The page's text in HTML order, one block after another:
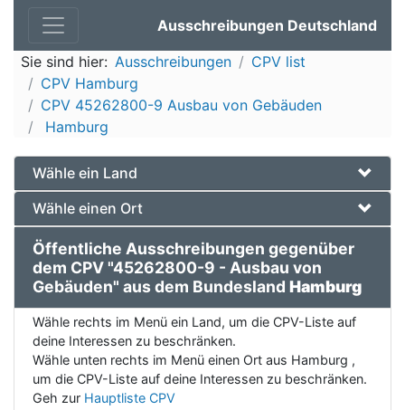
Ausschreibungen Deutschland
Sie sind hier: Ausschreibungen
CPV list
CPV Hamburg
CPV 45262800-9 Ausbau von Gebäuden
Hamburg
Wähle ein Land
Wähle einen Ort
Öffentliche Ausschreibungen gegenüber
dem CPV "45262800-9 - Ausbau von
Gebäuden" aus dem Bundesland Hamburg
Wähle rechts im Menü ein Land, um die CPV-Liste auf
deine Interessen zu beschränken.
Wähle unten rechts im Menü einen Ort aus Hamburg ,
um die CPV-Liste auf deine Interessen zu beschränken.
Geh zur Hauptliste CPV